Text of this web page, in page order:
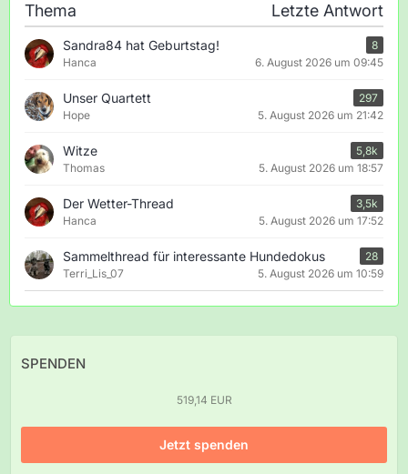
Thema Letzte Antwort
Sandra84 hat Geburtstag!
8
Hanca
6. August 2026 um 09:45
Unser Quartett
297
Hope
5. August 2026 um 21:42
Witze
5,8k
Thomas
5. August 2026 um 18:57
Der Wetter-Thread
3,5k
Hanca
5. August 2026 um 17:52
Sammelthread für interessante Hundedokus
28
Terri_Lis_07
5. August 2026 um 10:59
SPENDEN
519,14 EUR
Jetzt spenden